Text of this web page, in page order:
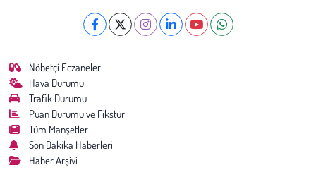
Nöbetçi Eczaneler
Hava Durumu
Trafik Durumu
Puan Durumu ve Fikstür
Tüm Manşetler
Son Dakika Haberleri
Haber Arşivi